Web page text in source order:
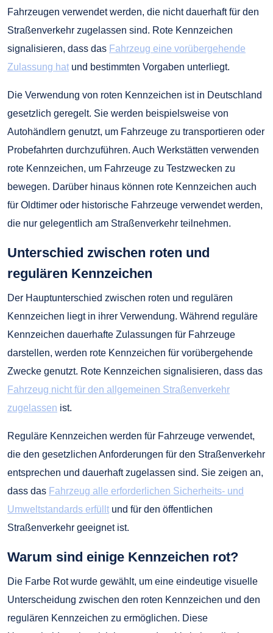
Fahrzeugen verwendet werden, die nicht dauerhaft für den
Straßenverkehr zugelassen sind. Rote Kennzeichen
signalisieren, dass das Fahrzeug eine vorübergehende
Zulassung hat und bestimmten Vorgaben unterliegt.
Die Verwendung von roten Kennzeichen ist in Deutschland
gesetzlich geregelt. Sie werden beispielsweise von
Autohändlern genutzt, um Fahrzeuge zu transportieren oder
Probefahrten durchzuführen. Auch Werkstätten verwenden
rote Kennzeichen, um Fahrzeuge zu Testzwecken zu
bewegen. Darüber hinaus können rote Kennzeichen auch
für Oldtimer oder historische Fahrzeuge verwendet werden,
die nur gelegentlich am Straßenverkehr teilnehmen.
Unterschied zwischen roten und
regulären Kennzeichen
Der Hauptunterschied zwischen roten und regulären
Kennzeichen liegt in ihrer Verwendung. Während reguläre
Kennzeichen dauerhafte Zulassungen für Fahrzeuge
darstellen, werden rote Kennzeichen für vorübergehende
Zwecke genutzt. Rote Kennzeichen signalisieren, dass das
Fahrzeug nicht für den allgemeinen Straßenverkehr
zugelassen ist.
Reguläre Kennzeichen werden für Fahrzeuge verwendet,
die den gesetzlichen Anforderungen für den Straßenverkehr
entsprechen und dauerhaft zugelassen sind. Sie zeigen an,
dass das Fahrzeug alle erforderlichen Sicherheits- und
Umweltstandards erfüllt und für den öffentlichen
Straßenverkehr geeignet ist.
Warum sind einige Kennzeichen rot?
Die Farbe Rot wurde gewählt, um eine eindeutige visuelle
Unterscheidung zwischen den roten Kennzeichen und den
regulären Kennzeichen zu ermöglichen. Diese